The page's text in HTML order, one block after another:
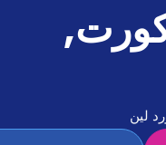
,
لين